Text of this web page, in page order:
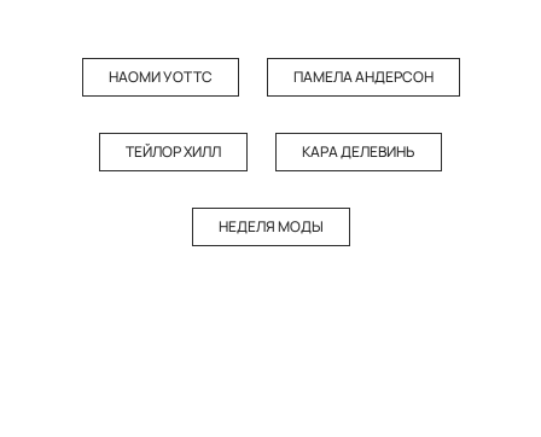
НАОМИ УОТТС ПАМЕЛА АНДЕРСОН
ТЕЙЛОР ХИЛЛ КАРА ДЕЛЕВИНЬ
НЕДЕЛЯ МОДЫ